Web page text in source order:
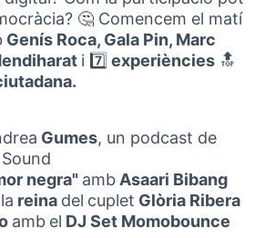
🤔 Comencem el matí
Genís Roca, Gala Pin, Marc
i 7️⃣ experiències 🔝
Gumes, un podcast de
negra" amb Asaari Bibang
la reina del cuplet Glòria Ribera
amb el DJ Set Momobounce